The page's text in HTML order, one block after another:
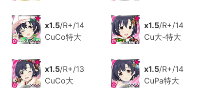
x1.5/R+/14
CuCo特大
x1.5/R+/14
Cu大-特大
x1.5/R+/13
CuCo大
x1.5/R+/14
CuPa特大